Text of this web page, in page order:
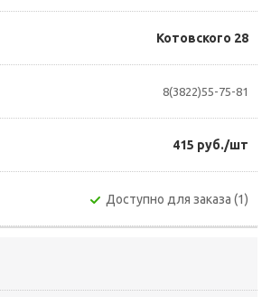
Котовского 28
8(3822)55-75-81
415 руб./шт
Доступно для заказа (1)